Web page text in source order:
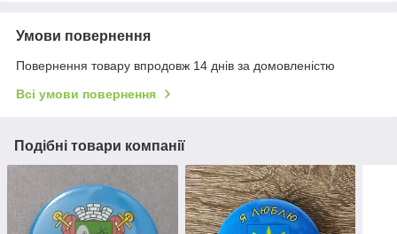
Умови повернення
Повернення товару впродовж 14 днів за домовленістю
Всі умови повернення
Подібні товари компанії